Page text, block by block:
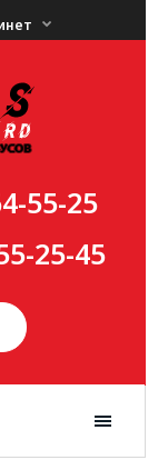
55-25
25-45